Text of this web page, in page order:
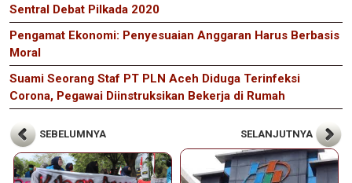
Sentral Debat Pilkada 2020
Pengamat Ekonomi: Penyesuaian Anggaran Harus Berbasis
Moral
Suami Seorang Staf PT PLN Aceh Diduga Terinfeksi
Corona, Pegawai Diinstruksikan Bekerja di Rumah
SEBELUMNYA SELANJUTNYA